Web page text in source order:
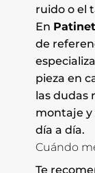
ruido o el
En
de
pieza en
las dudas
montaje y
día a día.
Cuándo
Te